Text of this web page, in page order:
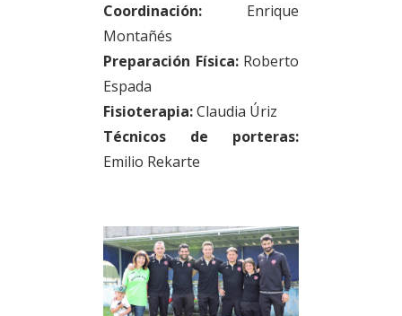
Coordinación: Enrique
Montañés
Preparación Física: Roberto
Espada
Fisioterapia:Claudia Úriz
Técnicos de porteras:
Emilio Rekarte